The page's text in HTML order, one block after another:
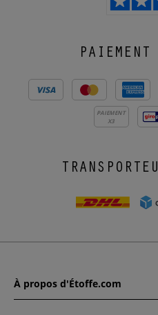
PAIEMENT
PAIEMENT
X3
À propos d'Étoffe.com